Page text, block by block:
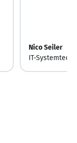
Nico Seiler
IT-